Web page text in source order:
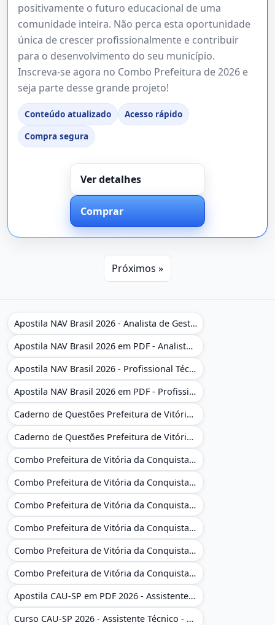
positivamente o futuro educacional de uma
comunidade inteira. Não perca esta oportunidade
única de crescer profissionalmente e contribuir
para o desenvolvimento do seu município.
Inscreva-se agora no Combo Prefeitura de 2026 e
seja parte desse grande projeto!
Conteúdo atualizado
Acesso rápido
Compra segura
Ver detalhes
Comprar
Próximos »
Apostila NAV Brasil 2026 - Analista de Gestão
Apostila NAV Brasil 2026 em PDF - Analista de Gestão
Apostila NAV Brasil 2026 - Profissional Técnico de Navegação Aérea - Operador de Torre de Controle
Apostila NAV Brasil 2026 em PDF - Profissional Técnico de Navegação Aérea - Operador de Torre de Controle
Caderno de Questões Prefeitura de Vitória da Conquista - BA - Conhecimentos Gerais - 450 Questões Gabaritadas
Caderno de Questões Prefeitura de Vitória da Conquista em PDF - BA - Conhecimentos Gerais - 450 Questões Gabaritadas
Combo Prefeitura de Vitória da Conquista - BA 2026 - Monitor Escolar (Educação Infantil e Cobertura das AC'S)
Combo Prefeitura de Vitória da Conquista - BA 2026 - Monitor Escolar (Educação Infantil e Cobertura das AC'S)
Combo Prefeitura de Vitória da Conquista - BA 2026 - Monitor Escolar (Suporte às Crianças com Deficiência)
Combo Prefeitura de Vitória da Conquista - BA 2026 - Monitor Escolar (Suporte às Crianças com Deficiência)
Combo Prefeitura de Vitória da Conquista - BA 2026 - Pedagogo - Zona Urbana e/ou Rural
Combo Prefeitura de Vitória da Conquista - BA 2026 - Pedagogo - Zona Urbana e/ou Rural
Apostila CAU-SP em PDF 2026 - Assistente Técnico - Administrativo
Curso CAU-SP 2026 - Assistente Técnico - Administrativo e Administrativo Regional